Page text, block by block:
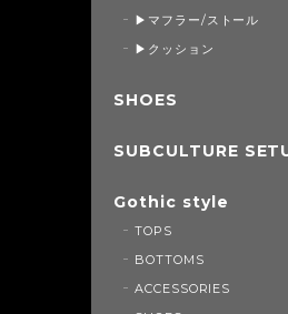
▶マフラー/ストール
▶クッション
SHOES
SUBCULTURE
Gothic style
TOPS
BOTTOMS
ACCESSORIES